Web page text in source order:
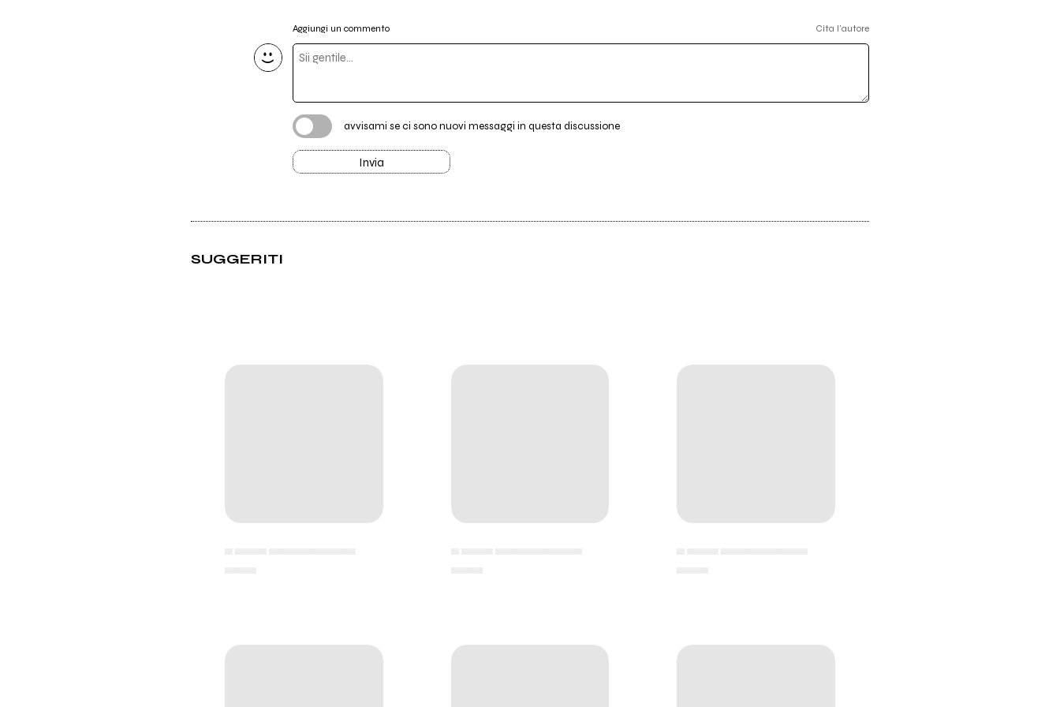
Aggiungi un commento Cita l'autore
avvisami se ci sono nuovi messaggi in questa discussione
Invia
SUGGERITI